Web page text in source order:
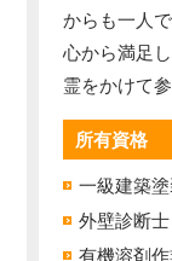
からも一人
心から満足
霊をかけて
所有資格
一級建築
外壁診断士
有機溶剤